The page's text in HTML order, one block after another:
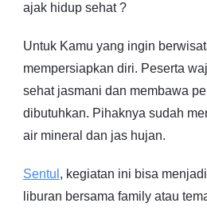
ajak hidup sehat ?
Untuk Kamu yang ingin
mempersiapkan diri. Peserta
sehat jasmani dan membawa
dibutuhkan. Pihaknya sudah
air mineral dan jas hujan.
Sentul , kegiatan ini bisa
liburan bersama family atau